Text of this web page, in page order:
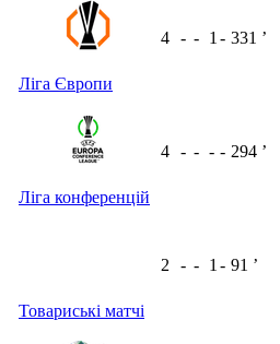
Ліга Європи
4 - - 1 - 331 ʼ
Ліга конференцій
4 - - - - 294 ʼ
Товариські матчі
2 - - 1 - 91 ʼ